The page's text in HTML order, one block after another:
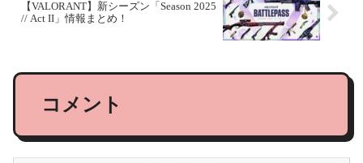
【VALORANT】新シーズン「Season 2025
// Act II」情報まとめ！
コメント